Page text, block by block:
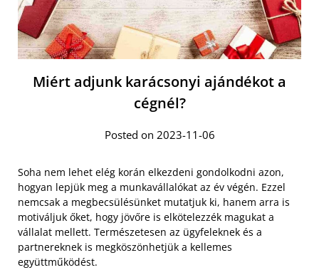
Miért adjunk karácsonyi ajándékot a
cégnél?
Posted on 2023-11-06
Soha nem lehet elég korán elkezdeni gondolkodni azon,
hogyan lepjük meg a munkavállalókat az év végén. Ezzel
nemcsak a megbecsülésünket mutatjuk ki, hanem arra is
motiváljuk őket, hogy jövőre is elkötelezzék magukat a
vállalat mellett. Természetesen az ügyfeleknek és a
partnereknek is megköszönhetjük a kellemes
együttműködést.